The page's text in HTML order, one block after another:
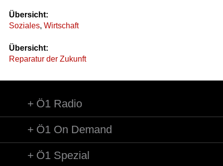
Übersicht:
Soziales, Wirtschaft
Übersicht:
Reparatur der Zukunft
Ö1 Radio
Ö1 On Demand
Ö1 Spezial